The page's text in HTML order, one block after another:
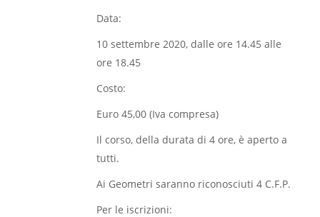
Data:
10 settembre 2020, dalle ore 14.45 alle
ore 18.45
Costo:
Euro 45,00 (Iva compresa)
Il corso, della durata di 4 ore, è aperto a
tutti.
Ai Geometri saranno riconosciuti 4 C.F.P.
Per le iscrizioni: